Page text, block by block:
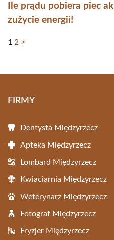
Ile prądu pobiera piec
zużycie energii!
1 2 >
FIRMY
Dentysta Międzyrzecz
Apteka Międzyrzecz
Lombard Międzyrzecz
Kwiaciarnia Międzyrzecz
Weterynarz Międzyrzecz
Fotograf Międzyrzecz
Fryzjer Międzyrzecz